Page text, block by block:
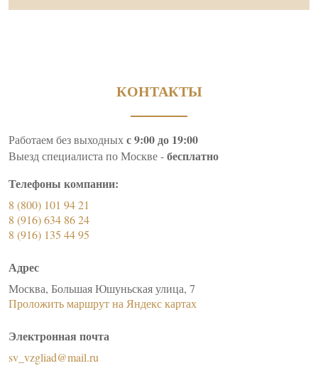
КОНТАКТЫ
Работаем без выходныхс 9:00 до 19:00
Выезд специалиста по Москве -бесплатно
Телефоны компании:
8 (800) 101 94 21
8 (916) 634 86 24
8 (916) 135 44 95
Адрес
Москва, Большая Юшуньская улица, 7
Проложить маршрут на Яндекс картах
Электронная почта
sv_vzgliad@mail.ru